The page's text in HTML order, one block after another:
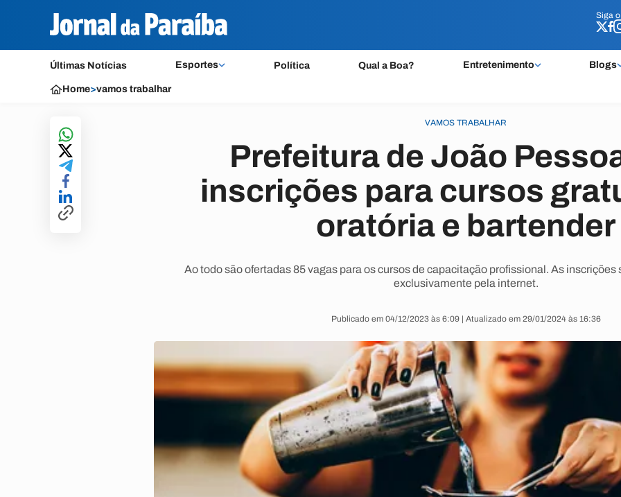
Siga o
Últimas Notícias Esportes Política Qual a Boa? Entretenimento Blogs
Siga o
Home>vamos trabalhar
VAMOS TRABALHAR
Prefeitura de João
inscrições para cursos
oratória e bartender
Ao todo são ofertadas 85 vagas para os cursos de capacitação profissional. As
exclusivamente pela internet.
Publicado em 04/12/2023 às 6:09 | Atualizado em 29/01/2024 às 16:36